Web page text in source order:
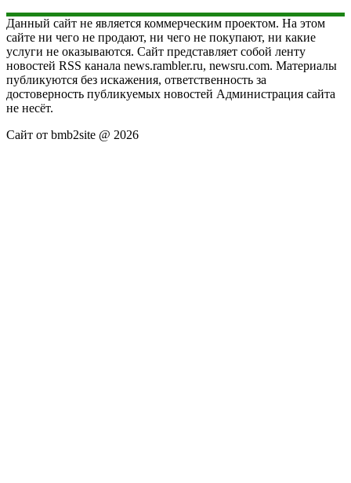
Данный сайт не является коммерческим проектом. На этом
сайте ни чего не продают, ни чего не покупают, ни какие
услуги не оказываются. Сайт представляет собой ленту
новостей RSS канала news.rambler.ru, newsru.com. Материалы
публикуются без искажения, ответственность за
достоверность публикуемых новостей Администрация сайта
не несёт.
Сайт от bmb2site @ 2026